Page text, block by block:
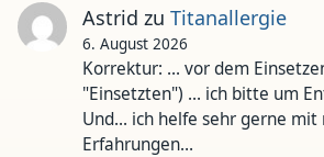
Astrid zu Titanallergie
6. August 2026
Korrektur: ... vor dem
"Einsetzten") ... ich bitte um
Und... ich helfe sehr gerne mit
Erfahrungen…